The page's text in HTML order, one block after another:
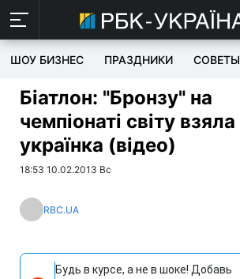
ШОУ БИЗНЕС ПРАЗДНИКИ СОВЕТЫ
Біатлон: "Бронзу" на
чемпіонаті світу взяла
українка (відео)
18:53 10.02.2013 Вс
RBC.UA
Будь в курсе, а не в шоке! Добавь